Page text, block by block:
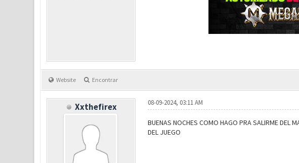
Website Encontrar
Xxthefirex 08-09-2024, 03:11 AM
BUENAS NOCHES COMO HAGO PRA SALIRME DEL
DEL JUEGO